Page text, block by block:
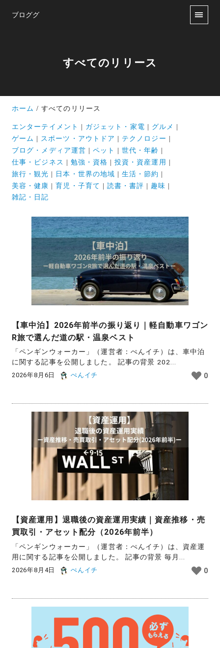
ブロググ
すべてのリリース
ホーム すべてのリリース
エンターテイメント ガジェット・家電
グルメ
ゲーム
スポーツ・アウトドア
テクノロジー
ブログ・メディア運営
ペット
世代・年齢
仕事・ビジネス
勉強・資格
投資・資産運用
旅行・観光
日本・世界の地域
生活・節約
美容・健康
育児・子育て 読書・書評
趣味
雑記・日記
【車中泊】2026年前半の振り返り｜軽自動車ワゴン
R旅で選んだ道の駅・温泉ベスト
「ペンギンウォーカー」（運営者：ぺんイチ）は、車中泊
に関する記事を公開しました。 記事の背景 202...
2026年8月6日 ぺんイチ 0
【資産運用】退職後の資産運用実績｜資産推移・売
買取引・アセット配分（2026年前半）
「ペンギンウォーカー」（運営者：ぺんイチ）は、資産運
用に関する記事を公開しました。 記事の背景 毎月...
2026年8月4日 ぺんイチ 0